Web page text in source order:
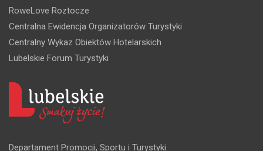
RoweLove Roztocze
Centralna Ewidencja Organizatorów Turystyki
Centralny Wykaz Obiektów Hotelarskich
Lubelskie Forum Turystyki
Departament Promocji, Sportu i Turystyki